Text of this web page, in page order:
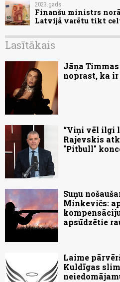
2023.gads
Finanšu ministrs
Latvijā varētu tikt
Lasītākais
Jāņa
noprast, ka
“Viņi vēl ilgi
Rajevskis
"Pitbull"
Suņu
Minkevičs:
apsūdzētie
Laime
Kuldīgas